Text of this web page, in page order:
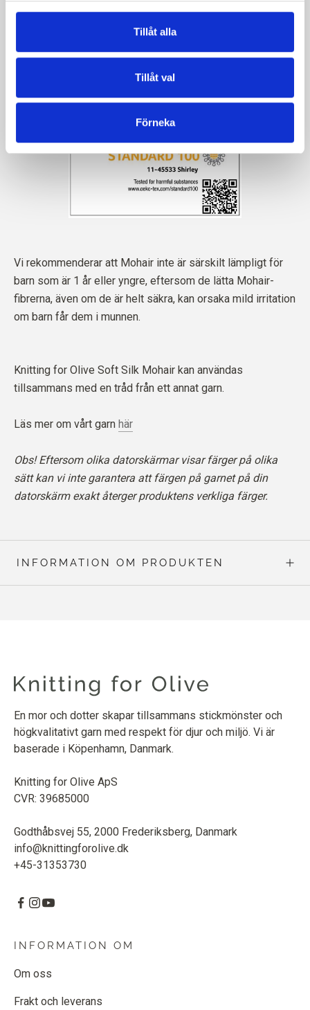
Tillåt alla
Tillåt val
Förneka
Vi rekommenderar att Mohair inte är särskilt lämpligt för
barn som är 1 år eller yngre, eftersom de lätta Mohair-
fibrerna, även om de är helt säkra, kan orsaka mild irritation
om barn får dem i munnen.
Knitting for Olive Soft Silk Mohair kan användas
tillsammans med en tråd från ett annat garn.
Läs mer om vårt garn här
Obs! Eftersom olika datorskärmar visar färger på olika
sätt kan vi inte garantera att färgen på garnet på din
datorskärm exakt återger produktens verkliga färger.
INFORMATION OM PRODUKTEN
En mor och dotter skapar tillsammans stickmönster och
högkvalitativt garn med respekt för djur och miljö. Vi är
baserade i Köpenhamn, Danmark.
Knitting for Olive ApS
CVR: 39685000
Godthåbsvej 55, 2000 Frederiksberg, Danmark
info@knittingforolive.dk
+45-31353730
INFORMATION OM
Om oss
Frakt och leverans